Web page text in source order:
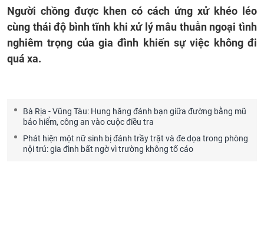
Người chồng được khen có cách ứng xử khéo léo
cùng thái độ bình tĩnh khi xử lý mâu thuẫn ngoại tình
nghiêm trọng của gia đình khiến sự việc không đi
quá xa.
Bà Rịa - Vũng Tàu: Hung hăng đánh bạn giữa đường bằng mũ
bảo hiểm, công an vào cuộc điều tra
Phát hiện một nữ sinh bị đánh trầy trật và đe dọa trong phòng
nội trú: gia đình bất ngờ vì trường không tố cáo